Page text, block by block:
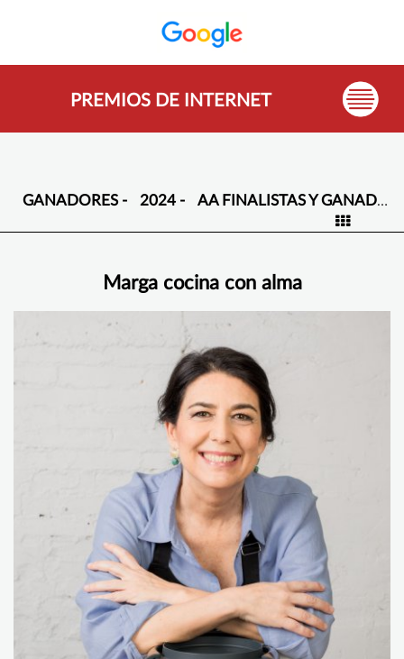
PREMIOS DE INTERNET
GANADORES - 2024 - AA FINALISTAS Y GANADORES -
Marga cocina con alma